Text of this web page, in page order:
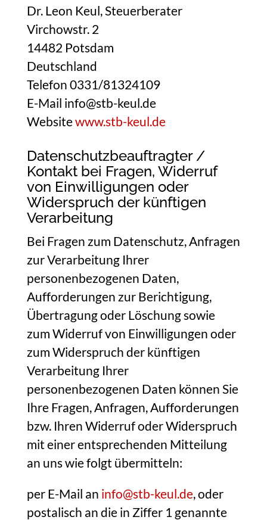
Dr. Leon Keul, Steuerberater
Virchowstr. 2
14482 Potsdam
Deutschland
Telefon 0331/81324109
E-Mail info@stb-keul.de
Websitewww.stb-keul.de
Datenschutzbeauftragter /
Kontakt bei Fragen, Widerruf
von Einwilligungen oder
Widerspruch der künftigen
Verarbeitung
Bei Fragen zum Datenschutz, Anfragen
zur Verarbeitung Ihrer
personenbezogenen Daten,
Aufforderungen zur Berichtigung,
Übertragung oder Löschung sowie
zum Widerruf von Einwilligungen oder
zum Widerspruch der künftigen
Verarbeitung Ihrer
personenbezogenen Daten können Sie
Ihre Fragen, Anfragen, Aufforderungen
bzw. Ihren Widerruf oder Widerspruch
mit einer entsprechenden Mitteilung
an uns wie folgt übermitteln:
per E-Mail an info@stb-keul.de, oder
postalisch an die in Ziffer 1 genannte